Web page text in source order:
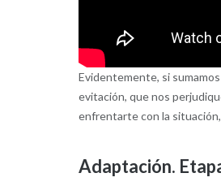
Evidentemente, si
evitación, que nos
enfrentarte con la
Adaptación.